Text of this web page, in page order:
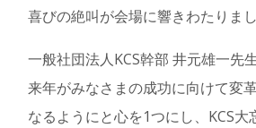
喜びの絶叫が会場に響きわたりまし
一般社団法人KCS幹部 井元雄一先
来年がみなさまの成功に向けて変
なるようにと心を1つにし、KCS大